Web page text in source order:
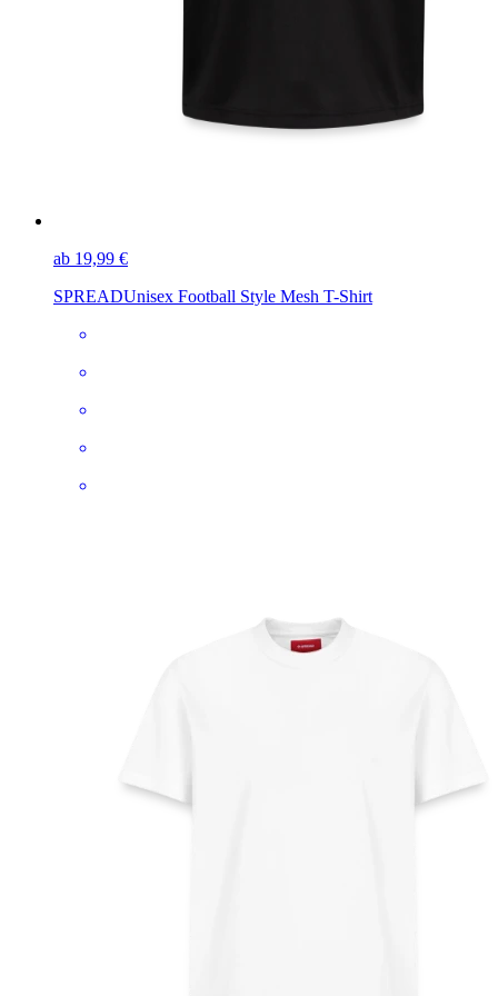
ab 19,99 €
SPREADUnisex Football Style Mesh T-Shirt